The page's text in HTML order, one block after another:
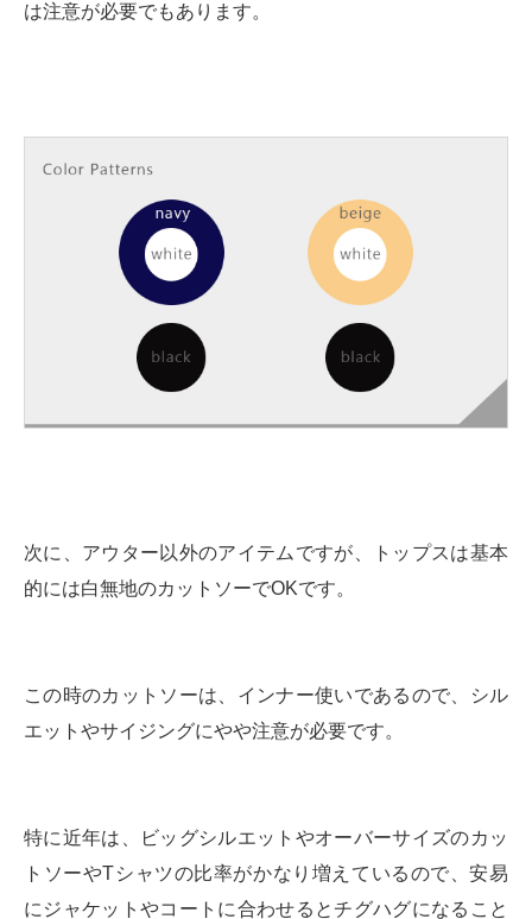
は注意が必要でもあります。
次に、アウター以外のアイテムですが、トップスは基本
的には白無地のカットソーでOKです。
この時のカットソーは、インナー使いであるので、シル
エットやサイジングにやや注意が必要です。
特に近年は、ビッグシルエットやオーバーサイズのカッ
トソーやTシャツの比率がかなり増えているので、安易
にジャケットやコートに合わせるとチグハグになること